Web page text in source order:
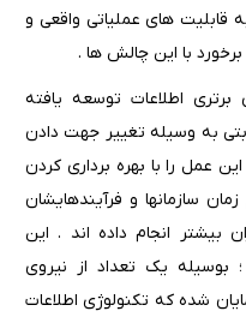
قابلیت های عملیاتی واقعی و
با این چالش ها .
برتری اطلاعات توسعه یافته
به وسیله تغییر جهت دادن
عمل را با بهره برداری کردن
سازمانها و فرآیندهایشان
انجام داده اند . این
بوسیله یک تعداد از نیروی
شده که تکنولوژی اطلاعات